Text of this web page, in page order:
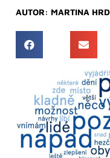
AUTOR: MARTINA